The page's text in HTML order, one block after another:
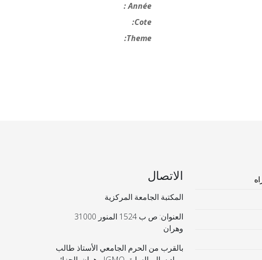
Année :
Cote:
Theme:
الاتصال
المكتبة الجامعة المركزية
العنوان: ص ب 1524 المنور 31000
وهران
بالقرب من الحرم الجامعي الأستاذ طالب